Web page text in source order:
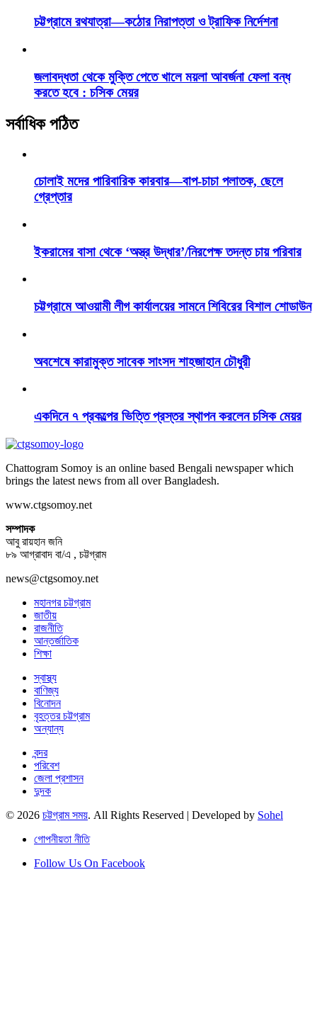
চট্টগ্রামে রথযাত্রা—কঠোর নিরাপত্তা ও ট্রাফিক নির্দেশনা
জলাবদ্ধতা থেকে মুক্তি পেতে খালে ময়লা আবর্জনা ফেলা বন্ধ
করতে হবে : চসিক মেয়র
সর্বাধিক পঠিত
চোলাই মদের পারিবারিক কারবার—বাপ-চাচা পলাতক, ছেলে
গ্রেপ্তার
ইকরামের বাসা থেকে ‘অস্ত্র উদ্ধার’/নিরপেক্ষ তদন্ত চায় পরিবার
চট্টগ্রামে আওয়ামী লীগ কার্যালয়ের সামনে শিবিরের বিশাল শোডাউন
অবশেষে কারামুক্ত সাবেক সাংসদ শাহজাহান চৌধুরী
একদিনে ৭ প্রকল্পের ভিত্তি প্রস্তর স্থাপন করলেন চসিক মেয়র
Chattogram Somoy is an online based Bengali newspaper which
brings the latest news from all over Bangladesh.
www.ctgsomoy.net
সম্পাদক
আবু রায়হান জনি
৮৯ আগ্রাবাদ বা/এ , চট্টগ্রাম
news@ctgsomoy.net
মহানগর চট্টগ্রাম
জাতীয়
রাজনীতি
আন্তর্জাতিক
শিক্ষা
স্বাস্থ্য
বাণিজ্য
বিনোদন
বৃহত্তর চট্টগ্রাম
অন্যান্য
বন্দর
পরিবেশ
জেলা প্রশাসন
দুদক
© 2026 চট্টগ্রাম সময়. All Rights Reserved | Developed by Sohel
গোপনীয়তা নীতি
Follow Us On Facebook